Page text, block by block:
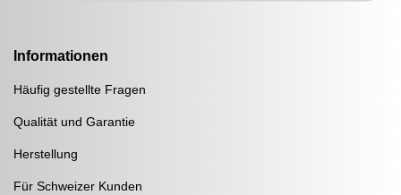
Informationen
Häufig gestellte Fragen
Qualität und Garantie
Herstellung
Für Schweizer Kunden